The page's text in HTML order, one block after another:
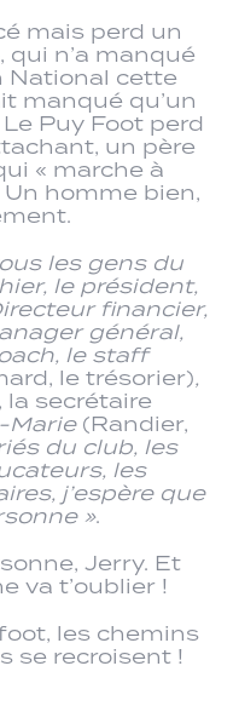
mais perd un
n’a manqué
National cette
manqué qu’un
Puy Foot perd
un père
« marche à
Un homme bien,
les gens du
le président,
financier,
général,
le staff
le trésorier),
secrétaire
Marie (Randier,
du club, les
les
j’espère que
».
Jerry. Et
va t’oublier !
les chemins
se recroisent !